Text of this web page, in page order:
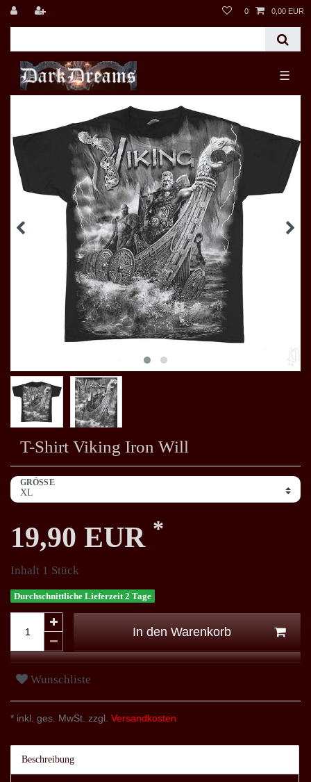
0 0,00 EUR
☰
T-Shirt Viking Iron Will
GRÖSSE
19,90 EUR *
Inhalt 1 Stück
Durchschnittliche Lieferzeit 2 Tage
In den Warenkorb
Wunschliste
* inkl. ges. MwSt. zzgl. Versandkosten
Beschreibung